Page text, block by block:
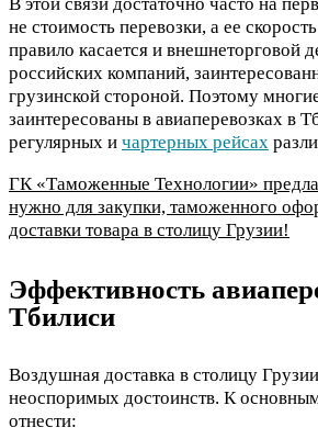
не стоимость перевозки, а ее
правило касается и внешнеторговой
российских компаний,
грузинской стороной. Поэтому
заинтересованы в авиаперевозках в
регулярных и чартерных рейсах
ГК «Таможенные Технологии»
нужно для закупки, таможенного
доставки товара в столицу Грузии!
Эффективность
Тбилиси
Воздушная доставка в столицу
неоспоримых достоинств. К
отнести: